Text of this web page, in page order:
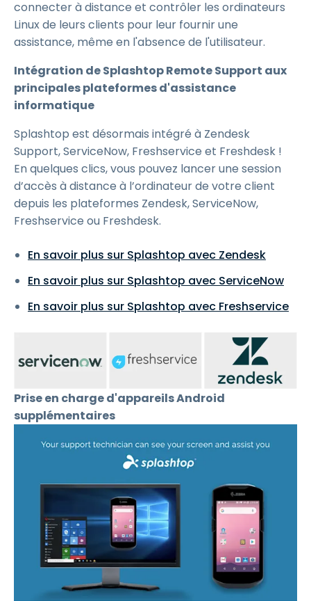
connecter à distance et contrôler les ordinateurs
Linux de leurs clients pour leur fournir une
assistance, même en l'absence de l'utilisateur.
Intégration de Splashtop Remote Support aux
principales plateformes d'assistance
informatique
Splashtop est désormais intégré à Zendesk
Support, ServiceNow, Freshservice et Freshdesk !
En quelques clics, vous pouvez lancer une session
d’accès à distance à l’ordinateur de votre client
depuis les plateformes Zendesk, ServiceNow,
Freshservice ou Freshdesk.
En savoir plus sur Splashtop avec Zendesk
En savoir plus sur Splashtop avec ServiceNow
En savoir plus sur Splashtop avec Freshservice
Prise en charge d'appareils Android
supplémentaires